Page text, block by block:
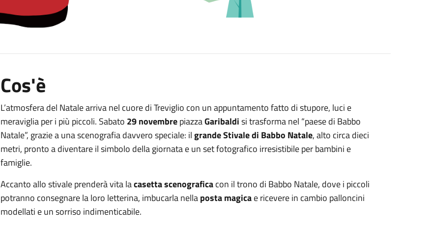
Cos'è
L’atmosfera del Natale arriva nel cuore di Treviglio con un appuntamento fatto di stupore, luci e
meraviglia per i più piccoli. Sabato 29 novembrepiazzaGaribaldisi trasforma nel “paese di Babbo
Natale”, grazie a una scenografia davvero speciale: ilgrande Stivale di Babbo Natale, alto circa dieci
metri, pronto a diventare il simbolo della giornata e un set fotografico irresistibile per bambini e
famiglie.
Accanto allo stivale prenderà vita lacasetta scenograficacon il trono di Babbo Natale, dove i piccoli
potranno consegnare la loro letterina, imbucarla nellaposta magicae ricevere in cambio palloncini
modellati e un sorriso indimenticabile.